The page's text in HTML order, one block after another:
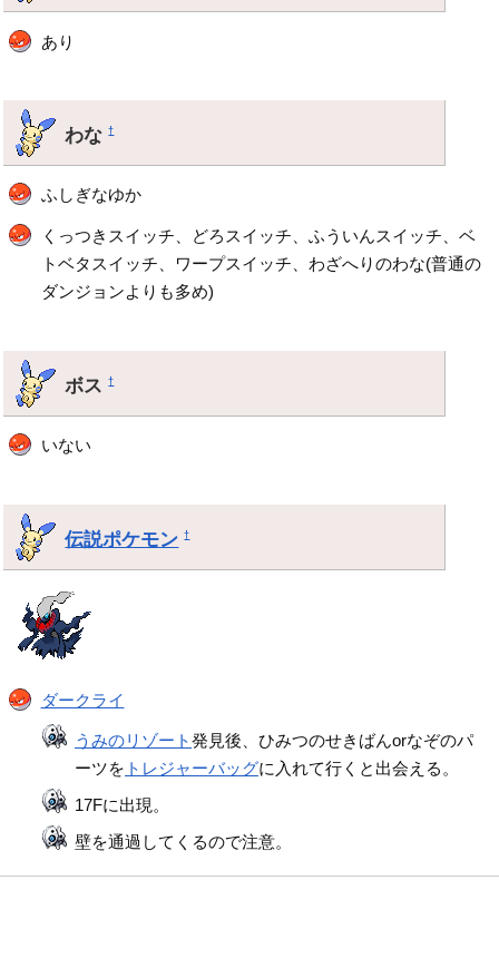
あり
わな†
ふしぎなゆか
くっつきスイッチ、どろスイッチ、ふういんスイッチ、ベ
トベタスイッチ、ワープスイッチ、わざへりのわな(普通の
ダンジョンよりも多め)
ボス†
いない
伝説ポケモン †
ダークライ
うみのリゾート発見後、ひみつのせきばんorなぞのパ
ーツを トレジャーバッグに入れて行くと出会える。
17Fに出現。
壁を通過してくるので注意。